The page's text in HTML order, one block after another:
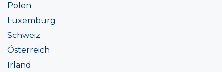
Polen
Luxemburg
Schweiz
Österreich
Irland